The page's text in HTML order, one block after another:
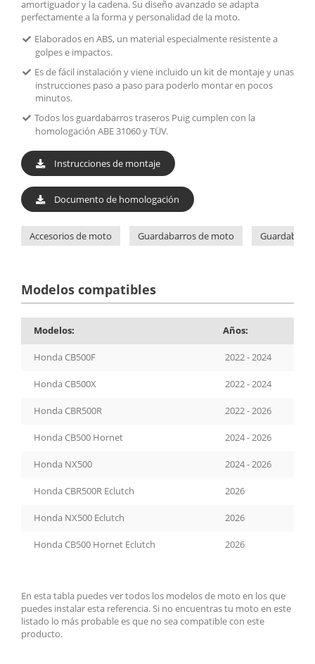
amortiguador y la cadena. Su diseño avanzado se adapta
perfectamente a la forma y personalidad de la moto.
Elaborados en ABS, un material especialmente resistente a
golpes e impactos.
Es de fácil instalación y viene incluido un kit de montaje y unas
instrucciones paso a paso para poderlo montar en pocos
minutos.
Todos los guardabarros traseros Puig cumplen con la
homologación ABE 31060 y TÜV.
Instrucciones de montaje
Documento de homologación
Accesorios de moto Guardabarros de moto
Modelos compatibles
Modelos: Años:
Honda CB500F 2022 - 2024
Honda CB500X 2022 - 2024
Honda CBR500R 2022 - 2026
Honda CB500 Hornet 2024 - 2026
Honda NX500 2024 - 2026
Honda CBR500R Eclutch 2026
Honda NX500 Eclutch 2026
Honda CB500 Hornet Eclutch 2026
En esta tabla puedes ver todos los modelos de moto en los que
puedes instalar esta referencia. Si no encuentras tu moto en este
listado lo más probable es que no sea compatible con este
producto.